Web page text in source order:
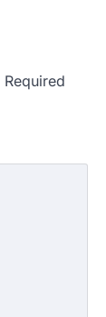
Required